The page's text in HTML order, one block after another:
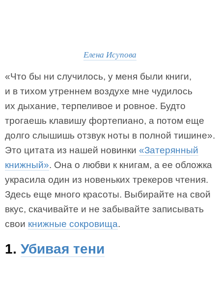
Елена Исупова
«Что бы ни случилось, у меня были книги,
и в тихом утреннем воздухе мне чудилось
их дыхание, терпеливое и ровное. Будто
трогаешь клавишу фортепиано, а потом еще
долго слышишь отзвук ноты в полной тишине».
Это цитата из нашей новинки «Затерянный
книжный». Она о любви к книгам, а ее обложка
украсила один из новеньких трекеров чтения.
Здесь еще много красоты. Выбирайте на свой
вкус, скачивайте и не забывайте записывать
свои книжные сокровища.
1. Убивая тени